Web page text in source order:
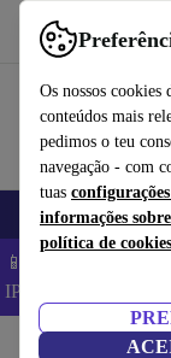
Os nossos
conteúdos mais
pedimos o teu
navegação - com
tuas
informações
política de
Use o refurbed
Telemóveis
📱 Poupa 5%
IPHONEDEAL –
Início